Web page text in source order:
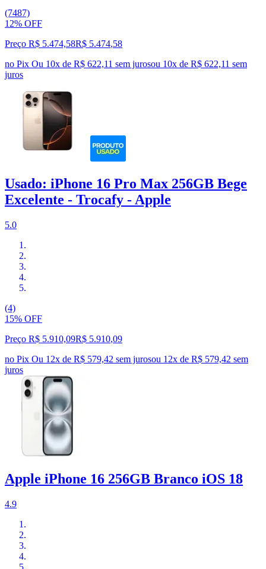
(7487)
12% OFF
Preço R$ 5.474,58R$ 5.474,58
no Pix Ou 10x de R$ 622,11 sem jurosou 10x de R$ 622,11 sem
juros
Usado: iPhone 16 Pro Max 256GB Bege
Excelente - Trocafy - Apple
5.0
(4)
15% OFF
Preço R$ 5.910,09R$ 5.910,09
no Pix Ou 12x de R$ 579,42 sem jurosou 12x de R$ 579,42 sem
juros
Apple iPhone 16 256GB Branco iOS 18
4.9